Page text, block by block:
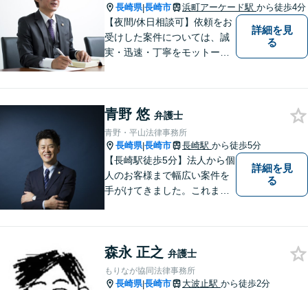
長崎県|長崎市 浜町アーケード駅 から徒歩4分
【夜間/休日相談可】依頼をお
受けした案件については、誠
実・迅速・丁寧をモットーに
談にお越しください。
詳細を見
る
青野 悠 弁護士
青野・平山法律事務所
長崎県|長崎市 長崎駅 から徒歩5分
【長崎駅徒歩5分】法人から個
人のお客様まで幅広い案件を
手がけてきました。これまで
詳細を見
る
森永 正之 弁護士
もりなが協同法律事務所
長崎県|長崎市 大波止駅 から徒歩2分